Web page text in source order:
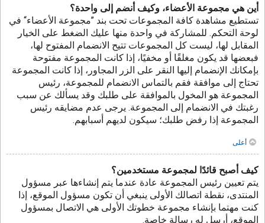
أين هي مجموعة الأعضاء، وكيف أنضم إلى واحدة؟
تستطيع مشاهدة كافة المجموعات تحت بند ”مجموعة الأعضاء“ في
لوحة التحكم. للمشاركة في واحدة منها عليك الضغط على الخيار
المقابل لها، ليست كل المجموعات تتيح الانضمام المفتوح لها،
فبعضها قد يكون مغلقًا أو مخفيًا، إذا كانت المجموعة مفتوحة
بإمكانك الإنضمام إليها النقر على الزر المجاور، إذا كانت المجموعة
تحتاج إلى موافقة فقم بالتماس الانضمام للمجموعة، رئيس
المجموعة هو المخول بالموافقة على طلبك وقد يسألك عن سبب
رغبتك في الانضمام إلى المجموعة. يرجى عدم مضايقه رئيس
المجموعة إذا رفض طلبك؛ سيكون لديهم أسبابهم.
أعلى
كيف أصبح قائدًا لمجموعة مستخدمين؟
يتم تعيين رئيس المجموعة عادة عندما يتم إنشاءها عبر مسؤول
المنتدى، نقطة اتصالك الأولى ينبغي أن تكون مسؤول الموقع، إذا
كنت مهتما بإنشاء مجموعة خطوتك الأولى هي الاتصال بمسؤول
الموقع، أرسل له رسالة خاصة.